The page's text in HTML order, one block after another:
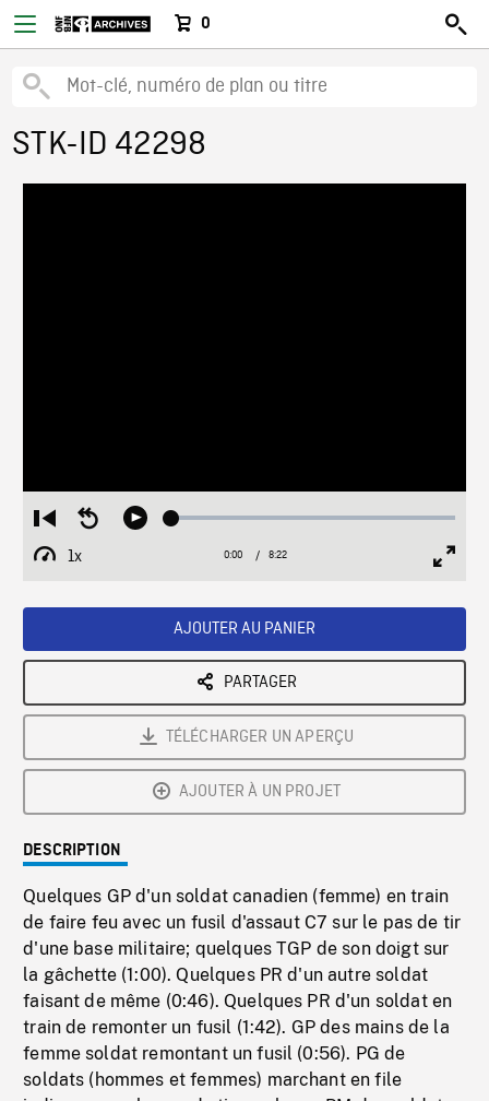
0
STK-ID 42298
Restart
from
beginning
Seek
Play Loaded:
1x
Playback
Current
0:00 / Duration
8:22
AJOUTER AU PANIER
PARTAGER
TÉLÉCHARGER UN APERÇU
AJOUTER À UN PROJET
DESCRIPTION
Quelques GP d'un soldat canadien (femme) en train
de faire feu avec un fusil d'assaut C7 sur le pas de tir
d'une base militaire; quelques TGP de son doigt sur
la gâchette (1:00). Quelques PR d'un autre soldat
faisant de même (0:46). Quelques PR d'un soldat en
train de remonter un fusil (1:42). GP des mains de la
femme soldat remontant un fusil (0:56). PG de
soldats (hommes et femmes) marchant en file